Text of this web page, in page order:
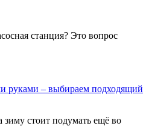
станция? Это вопрос
руками – выбираем подходящий
стоит подумать ещё во